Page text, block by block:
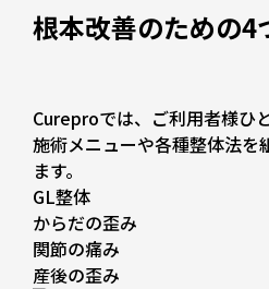
根本改善のための4
Cureproでは、ご利用者様ひ
施術メニューや各種整体法を
ます。
GL整体
からだの歪み
関節の痛み
産後の歪み